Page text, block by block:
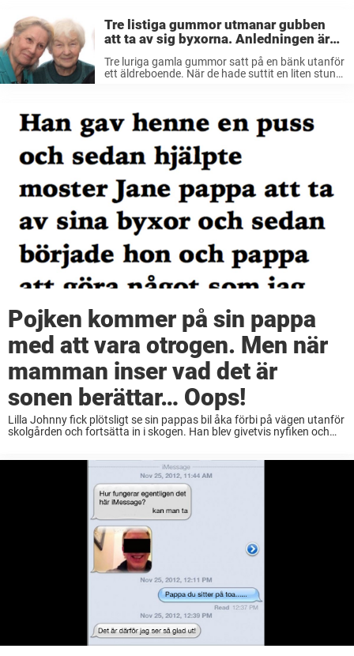
Tre listiga gummor utmanar gubben
att ta av sig byxorna. Anledningen är
Tre luriga gamla gummor satt på en bänk utanför
ett äldreboende. När de hade suttit en liten stund
Pojken kommer på sin pappa
med att vara otrogen. Men när
mamman inser vad det är
sonen berättar… Oops!
Lilla Johnny fick plötsligt se sin pappas bil åka förbi på vägen utanför
skolgården och fortsätta in i skogen. Han blev givetvis nyfiken och